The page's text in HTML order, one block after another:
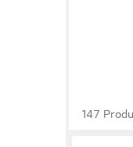
147